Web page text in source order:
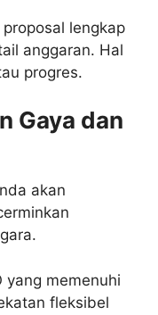
lengkap
anggaran. Hal
progres.
Gaya dan
akan
yang memenuhi
fleksibel